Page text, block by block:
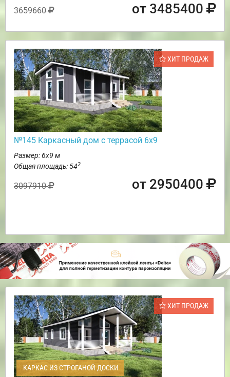
3659660 от 3485400
ХИТ ПРОДАЖ
№145 Каркасный дом с террасой 6х9
Размер: 6х9 м
Общая площадь: 542
3097910 от 2950400
ХИТ ПРОДАЖ
КАРКАС ИЗ СТРОГАНОЙ ДОСКИ